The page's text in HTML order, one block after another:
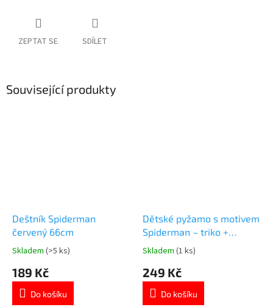
ZEPTAT SE SDÍLET
Související produkty
Deštník Spiderman
červený 66cm
Průměrné
produktu
4,7
Skladem (>5 ks)
189 Kč
Do košíku
Dětské pyžamo s motivem
Spiderman – triko +
kraťasy pro 3leté dítě
Průměrné
produktu
5,0
Skladem (1 ks)
249 Kč
Do košíku